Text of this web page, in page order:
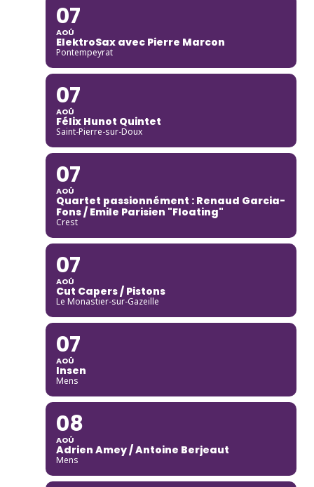
07
AOÛ
ElektroSax avec Pierre Marcon
Pontempeyrat
07
AOÛ
Félix Hunot Quintet
Saint-Pierre-sur-Doux
07
AOÛ
Quartet passionnément : Renaud Garcia-
Fons / Emile Parisien "Floating"
Crest
07
AOÛ
Cut Capers / Pistons
Le Monastier-sur-Gazeille
07
AOÛ
Insen
Mens
08
AOÛ
Adrien Amey / Antoine Berjeaut
Mens